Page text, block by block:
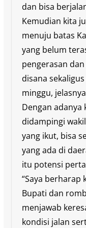
dan bisa
Kemudian kita
menuju batas
yang belum
pengerasan
disana
minggu,
Dengan adanya
didampingi
yang ikut, bisa
yang ada di
itu potensi
“Saya berharap
Bupati dan
menjawab
kondisi jalan